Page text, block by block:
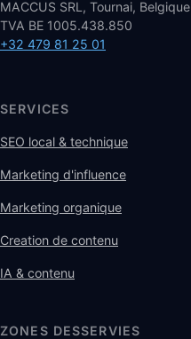
MACCUS SRL, Tournai, Belgique
TVA BE 1005.438.850
+32 479 81 25 01
SERVICES
SEO local & technique
Marketing d'influence
Marketing organique
Creation de contenu
IA & contenu
ZONES DESSERVIES